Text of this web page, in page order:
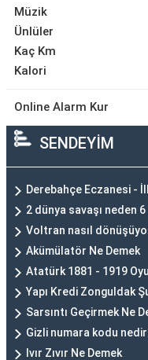
Müzik
Ünlüler
Kaç Km
Kalori
Online Alarm Kur
SENDEYİM
Derebahçe Eczanesi -
2 dünya savaşı neden
Voltran nasıl
Akümülatör Ne Demek
Atatürk 1881 - 1919
Yapı Kredi Zonguldak
Sarsıntı Geçirmek Ne
Gizli numara kodu
Ivır Zıvır Ne Demek